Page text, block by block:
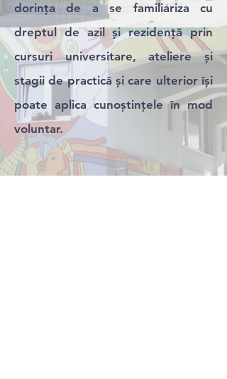
dorința de a se familiariza cu
dreptul de azil și rezidență prin
cursuri universitare, ateliere și
stagii de practică și care ulterior își
poate aplica cunoștințele în mod
voluntar.